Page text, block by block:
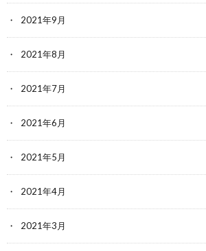
2021年9月
2021年8月
2021年7月
2021年6月
2021年5月
2021年4月
2021年3月